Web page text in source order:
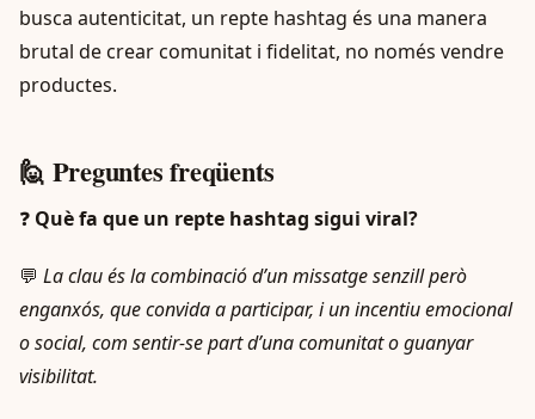
busca autenticitat, un repte hashtag és una manera
brutal de crear comunitat i fidelitat, no només vendre
productes.
🙋 Preguntes freqüents
❓ Què fa que un repte hashtag sigui viral?
💬 La clau és la combinació d’un missatge senzill però
enganxós, que convida a participar, i un incentiu emocional
o social, com sentir-se part d’una comunitat o guanyar
visibilitat.